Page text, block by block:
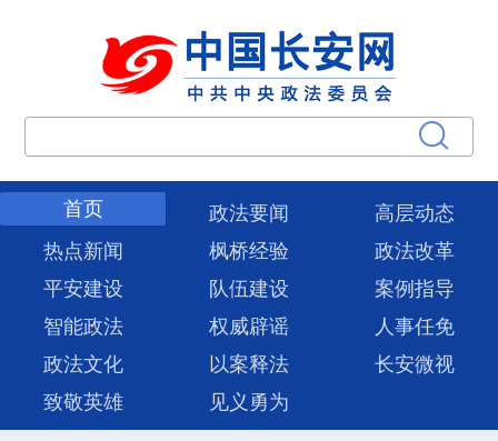
首页 政法要闻
高层动态
热点新闻
枫桥经验
政法改革
平安建设
队伍建设
案例指导
智能政法
权威辟谣
人事任免
政法文化
以案释法
长安微视
致敬英雄
见义勇为